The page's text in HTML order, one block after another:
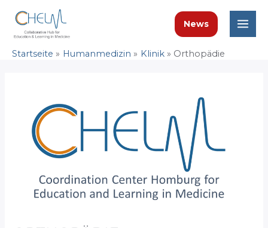
Inhalt
springen
News
Startseite Humanmedizin Klinik Orthopädie